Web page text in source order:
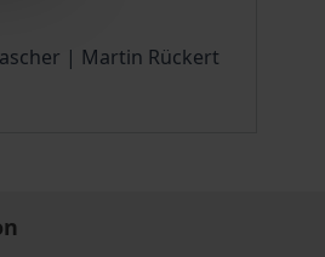
| Martin Rückert